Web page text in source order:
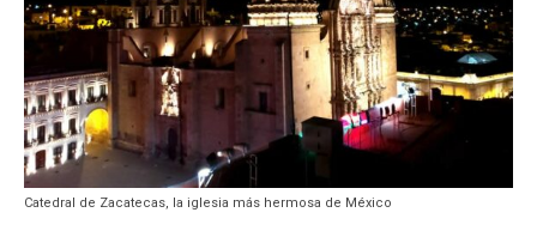
Catedral de Zacatecas, la iglesia más hermosa de México